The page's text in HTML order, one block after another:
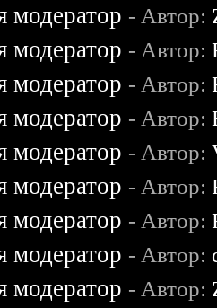
модератор - Автор:
модератор - Автор:
модератор - Автор:
модератор - Автор:
модератор - Автор:
модератор - Автор:
модератор - Автор:
модератор - Автор:
модератор - Автор: